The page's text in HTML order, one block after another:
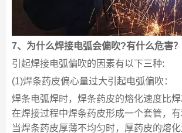
7、为什么焊接电弧会偏吹?有什么危害？
引起焊接电弧偏吹的因素有以下三种:
(1)焊条药皮偏心量过大引起电弧偏吹：
焊条电弧焊时，焊条药皮的熔化速度比焊
在焊接过程中焊条药皮形成一个套管，有
当焊条药皮厚薄不均匀时，厚药皮的熔